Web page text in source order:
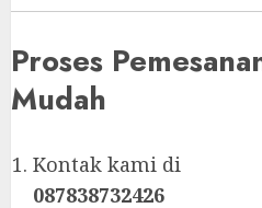
Proses
Mudah
Kontak kami di
087838732426